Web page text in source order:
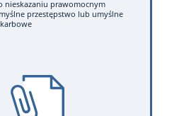
nieskazaniu prawomocnym
przestępstwo lub umyślne